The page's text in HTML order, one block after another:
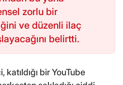
zorlu bir
ve düzenli ilaç
belirtti.
bir YouTube